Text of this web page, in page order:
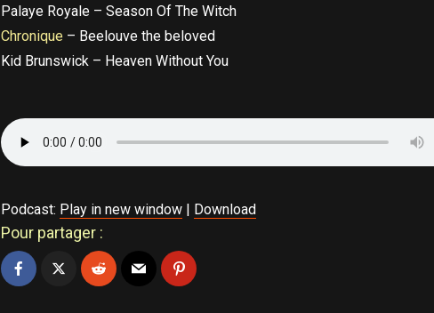
Palaye Royale – Season Of The Witch
Chronique – Beelouve the beloved
Kid Brunswick – Heaven Without You
Podcast: Play in new window | Download
Pour partager :